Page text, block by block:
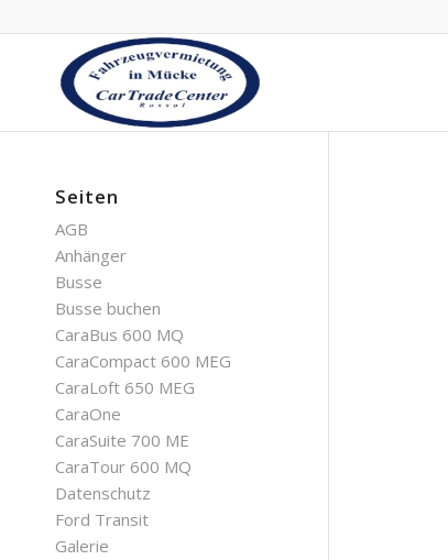
Seiten
AGB
Anhänger
Busse
Busse buchen
CaraBus 600 MQ
CaraCompact 600 MEG
CaraLoft 650 MEG
CaraOne
CaraSuite 700 ME
CaraTour 600 MQ
Datenschutz
Ford Transit
Galerie